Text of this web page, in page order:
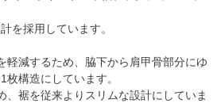
を採用しています。
軽減するため、脇下から肩甲骨部分にゆ
構造にしています。
、裾を従来よりスリムな設計にしていま